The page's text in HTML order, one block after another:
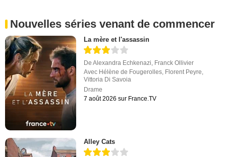
Nouvelles séries venant de commencer
La mère et l'assassin
DeAlexandra Echkenazi, Franck Ollivier
Avec Hélène de Fougerolles, Florent Peyre,
Vittoria Di Savoia
Drame
7 août 2026 sur France.TV
Alley Cats